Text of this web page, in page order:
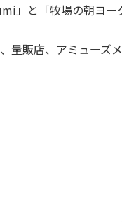
」と「牧場の朝ヨー
量販店、アミューズ